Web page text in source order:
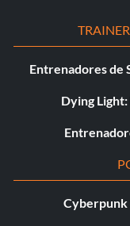
Entrenadores de
Dying
Cyberpunk